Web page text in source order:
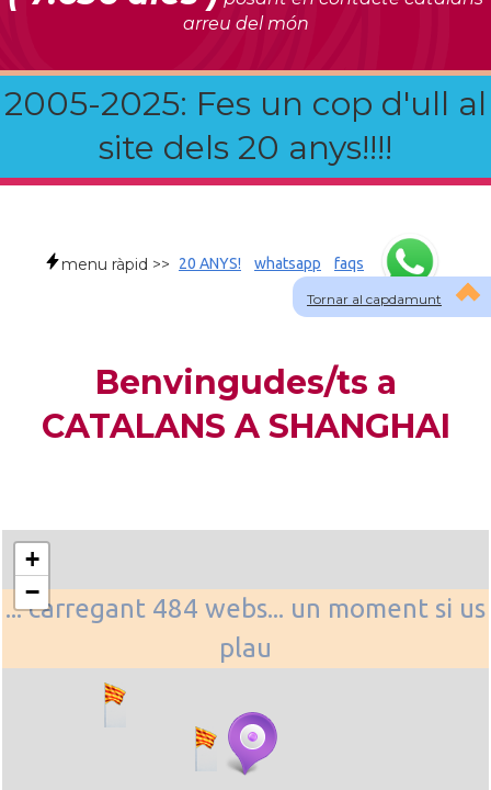
arreu del món
2005-2025: Fes un cop d'ull al
site dels 20 anys!!!!
Tornar al capdamunt
menu ràpid >> 20 ANYS! whatsapp faqs
Benvingudes/ts a
CATALANS A SHANGHAI
... carregant 484 webs... un moment si us
plau
+
−